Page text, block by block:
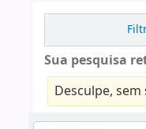
Sua pesquisa
Desculpe,